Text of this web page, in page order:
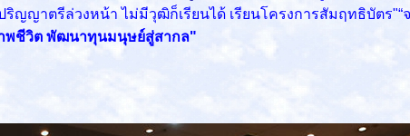
ญญาตรีล่วงหน้า ไม่มีวุฒิก็เรียนได้ เรียนโครงการสัมฤทธิบัตร
พชีวิต พัฒนาทุนมนุษย์สู่สากล"